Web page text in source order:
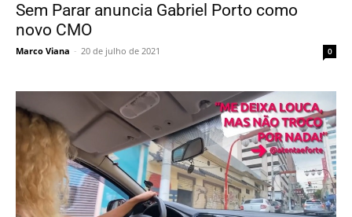
Sem Parar anuncia Gabriel Porto como
novo CMO
Marco Viana - 20 de julho de 2021 0